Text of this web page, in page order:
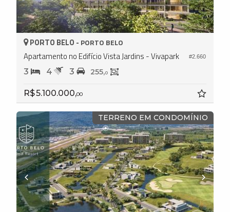
#2.660
PORTO BELO - PORTO BELO
Apartamento no Edifício Vista Jardins - Vivapark
3 4 3 255,0
R$ 5.100.000,00
TERRENO EM CONDOMÍNIO